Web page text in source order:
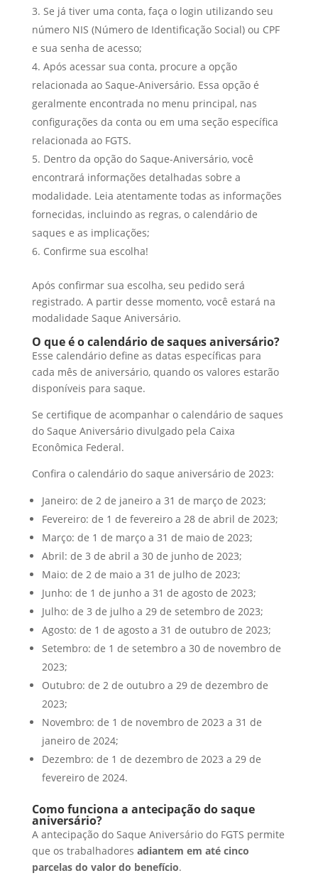
Se já tiver uma conta, faça o login utilizando seu
número NIS (Número de Identificação Social) ou CPF
e sua senha de acesso;
Após acessar sua conta, procure a opção
relacionada ao Saque-Aniversário. Essa opção é
geralmente encontrada no menu principal, nas
configurações da conta ou em uma seção específica
relacionada ao FGTS.
Dentro da opção do Saque-Aniversário, você
encontrará informações detalhadas sobre a
modalidade. Leia atentamente todas as informações
fornecidas, incluindo as regras, o calendário de
saques e as implicações;
Confirme sua escolha!
Após confirmar sua escolha, seu pedido será
registrado. A partir desse momento, você estará na
modalidade Saque Aniversário.
O que é o calendário de saques aniversário?
Esse calendário define as datas específicas para
cada mês de aniversário, quando os valores estarão
disponíveis para saque.
Se certifique de acompanhar o calendário de saques
do Saque Aniversário divulgado pela Caixa
Econômica Federal.
Confira o calendário do saque aniversário de 2023:
Janeiro: de 2 de janeiro a 31 de março de 2023;
Fevereiro: de 1 de fevereiro a 28 de abril de 2023;
Março: de 1 de março a 31 de maio de 2023;
Abril: de 3 de abril a 30 de junho de 2023;
Maio: de 2 de maio a 31 de julho de 2023;
Junho: de 1 de junho a 31 de agosto de 2023;
Julho: de 3 de julho a 29 de setembro de 2023;
Agosto: de 1 de agosto a 31 de outubro de 2023;
Setembro: de 1 de setembro a 30 de novembro de
2023;
Outubro: de 2 de outubro a 29 de dezembro de
2023;
Novembro: de 1 de novembro de 2023 a 31 de
janeiro de 2024;
Dezembro: de 1 de dezembro de 2023 a 29 de
fevereiro de 2024.
Como funciona a antecipação do saque
aniversário?
A antecipação do Saque Aniversário do FGTS permite
que os trabalhadores adiantem em até cinco
parcelas do valor do benefício.